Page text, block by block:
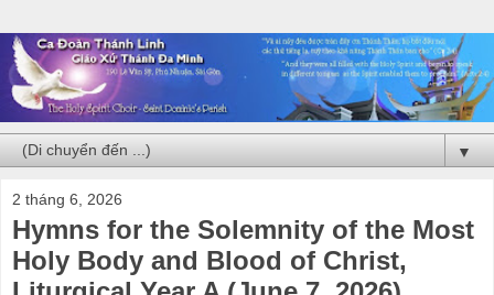
▼
2 tháng 6, 2026
Hymns for the Solemnity of the Most
Holy Body and Blood of Christ,